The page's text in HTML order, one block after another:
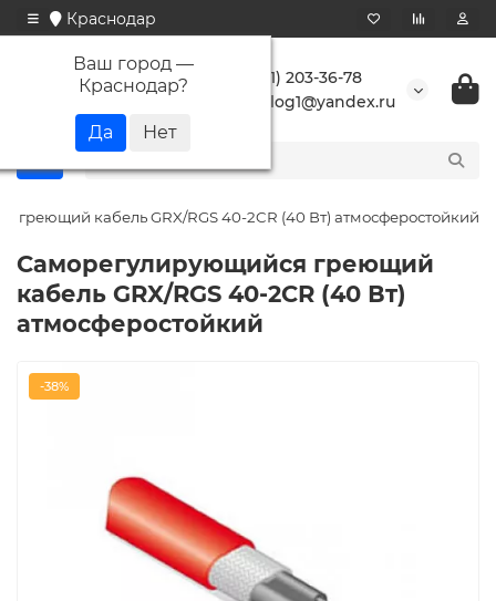
Краснодар
Ваш город —
Краснодар?
+7 (861) 203-36-78
buranlog1@yandex.ru
греющий кабель GRX/RGS 40-2CR (40 Вт) атмосферостойкий
Саморегулирующийся греющий
кабель GRX/RGS 40-2CR (40 Вт)
атмосферостойкий
-38%